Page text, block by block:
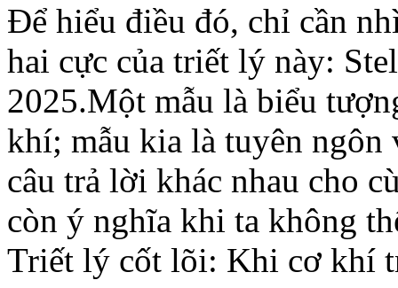
Để hiểu điều đó, chỉ cần
hai cực của triết lý này:
2025.Một mẫu là biểu
khí; mẫu kia là tuyên ngôn
câu trả lời khác nhau cho
còn ý nghĩa khi ta không
Triết lý cốt lõi: Khi cơ khí